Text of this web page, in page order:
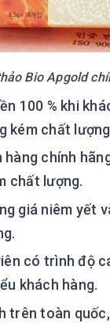
Bio Apgold
100 % khi
kém chất
chính
chất lượng.
giá niêm yết
có trình độ
khách hàng.
trên toàn